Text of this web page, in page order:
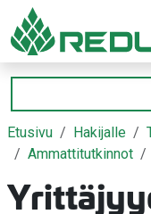
Siirry sivusisältöön
Etusivu Hakijalle
Ammattitutkinnot